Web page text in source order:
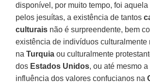
disponível, por muito tempo, foi aquela
pelos jesuítas, a existência de tantos
culturais não é surpreendente, bem
existência de indivíduos culturalmente
naTurquia ou culturalmente
dos Estados Unidos, ou até mesmo
influência dos valores confucianos na